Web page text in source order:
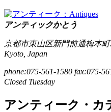
アンティックかとう
京都市東山区新門前通梅本町
Kyoto, Japan
phone:075-561-1580 fax:075-
Closed Tuesday
アンティーク・カ